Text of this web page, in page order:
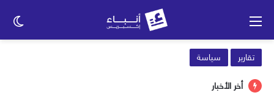
تقارير
سياسة
أخر الأخبار